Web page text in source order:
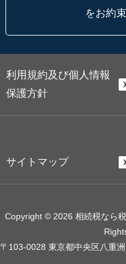
をお約
利用規約及び個人情報
保護方針
サイトマップ
Copyright © 2026 相続税なら
〒103-0028 東京都中央区八重